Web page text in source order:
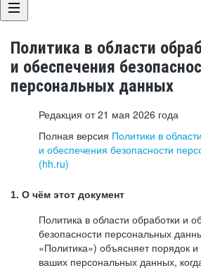
Политика в области
и обеспечения
персональных данных
Редакция от 21 мая 2026 года
Полная версия Политики в
и обеспечения безопасности
(hh.ru)
1. О чём этот документ
Политика в области обработки и
безопасности персональных
«Политика») объясняет порядок и
ваших персональных данных,